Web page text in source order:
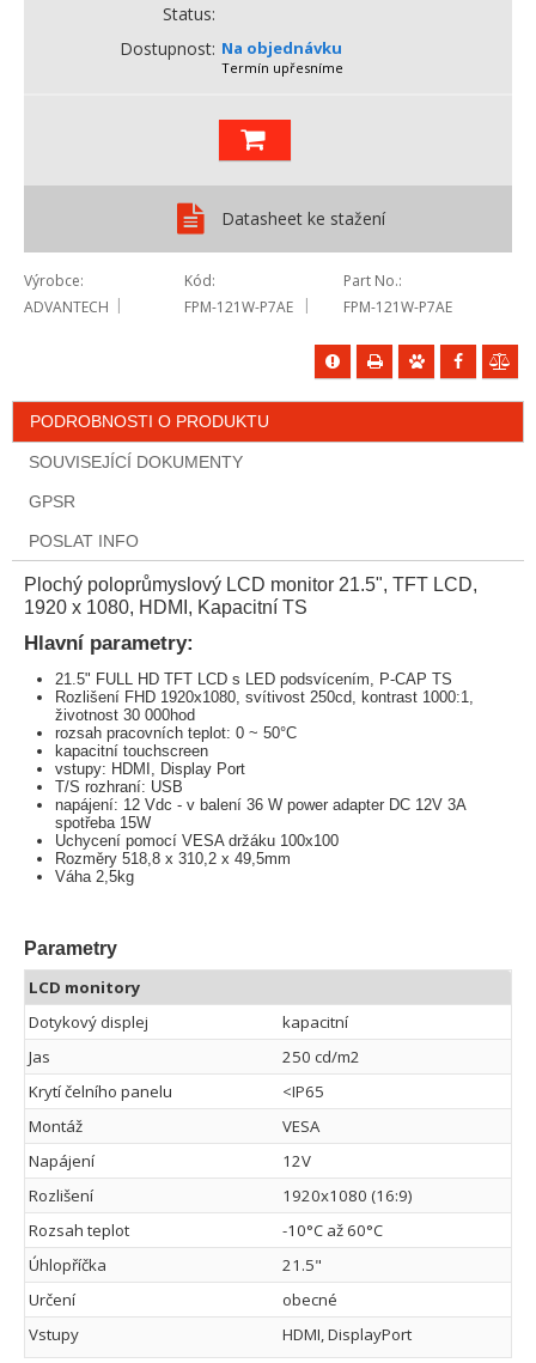
Status
Dostupnost Na objednávku
Termín upřesníme
Datasheet ke stažení
Výrobce
ADVANTECH
Kód
FPM-121W-P7AE
Part No.
FPM-121W-P7AE
PODROBNOSTI O PRODUKTU
SOUVISEJÍCÍ DOKUMENTY
GPSR
POSLAT INFO
Plochý poloprůmyslový LCD monitor 21.5", TFT LCD,
1920 x 1080, HDMI, Kapacitní TS
Hlavní parametry:
21.5" FULL HD TFT LCD s LED podsvícením, P-CAP TS
Rozlišení FHD 1920x1080, svítivost 250cd, kontrast 1000:1,
životnost 30 000hod
rozsah pracovních teplot: 0 ~ 50°C
kapacitní touchscreen
vstupy: HDMI, Display Port
T/S rozhraní: USB
napájení: 12 Vdc - v balení 36 W power adapter DC 12V 3A
spotřeba 15W
Uchycení pomocí VESA držáku 100x100
Rozměry 518,8 x 310,2 x 49,5mm
Váha 2,5kg
Parametry
LCD monitory
Dotykový displej
kapacitní
Jas
250 cd/m2
Krytí čelního panelu
<IP65
Montáž
VESA
Napájení
12V
Rozlišení
1920x1080 (16:9)
Rozsah teplot
-10°C až 60°C
Úhlopříčka
21.5"
Určení
obecné
Vstupy
HDMI, DisplayPort